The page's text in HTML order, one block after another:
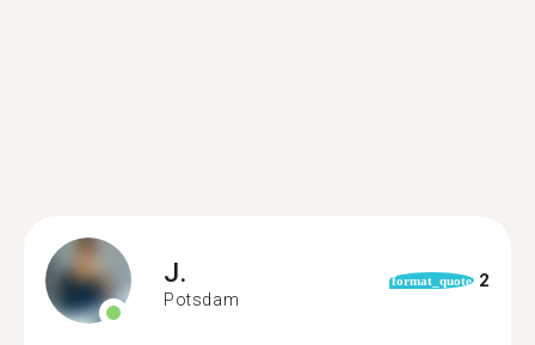
J.
Potsdam
format_quote 2